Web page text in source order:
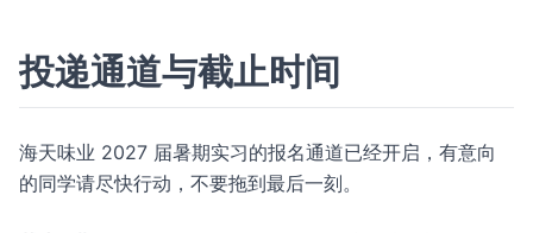
投递通道与截止时间
海天味业 2027 届暑期实习的报名通道已经开启，有意向
的同学请尽快行动，不要拖到最后一刻。